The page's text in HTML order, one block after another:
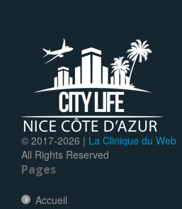
© 2017-2026 | La Clinique du Web
All Rights Reserved
Pages
Accueil